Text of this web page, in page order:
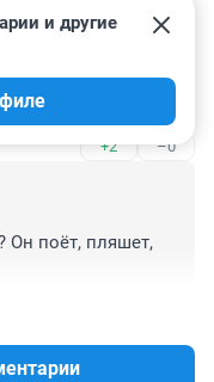
–0
+2 –0
и другие
Он поёт, пляшет,